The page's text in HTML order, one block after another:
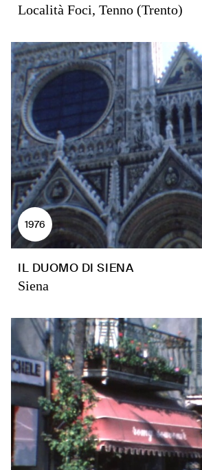
Località Foci, Tenno (Trento)
1976
IL DUOMO DI SIENA
Siena